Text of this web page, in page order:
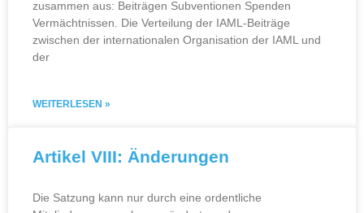
zusammen aus: Beiträgen Subventionen Spenden
Vermächtnissen. Die Verteilung der IAML‑Beiträge
zwischen der internationalen Organisation der IAML und
der
WEITERLESEN »
Artikel VIII: Änderungen
Die Satzung kann nur durch eine ordentliche